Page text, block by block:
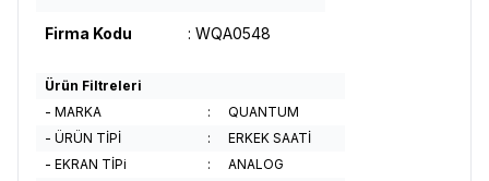
Firma Kodu : WQA0548
Ürün Filtreleri
- MARKA
:
QUANTUM
- ÜRÜN TİPİ
:
ERKEK SAATİ
- EKRAN TİPi
:
ANALOG